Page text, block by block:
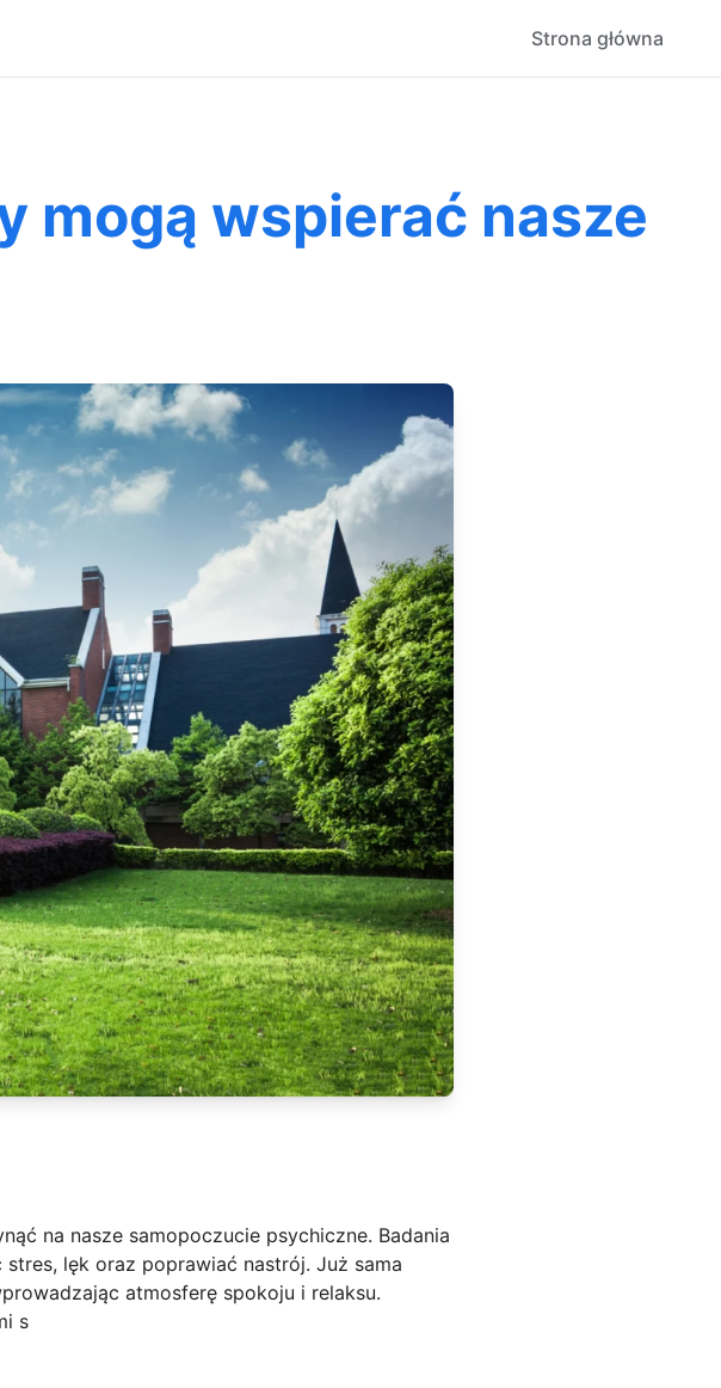
Strona główna
mogą wspierać nasze
na nasze samopoczucie psychiczne. Badania
lęk oraz poprawiać nastrój. Już sama
atmosferę spokoju i relaksu.
s